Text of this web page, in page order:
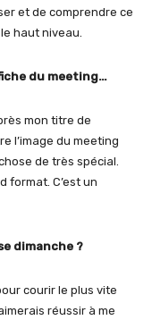
et de comprendre ce
haut niveau.
du meeting…
mon titre de
l’image du meeting
de très spécial.
format. C’est un
dimanche ?
courir le plus vite
réussir à me